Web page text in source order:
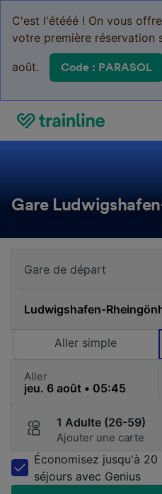
C'est l'étééé ! On vous
votre première réservation
août. Code : PARASOL
Gare
Aller simple
Aller
1 Adulte (26-59)
Ajouter une carte
Économisez jusqu'à 20
séjours avec Genius